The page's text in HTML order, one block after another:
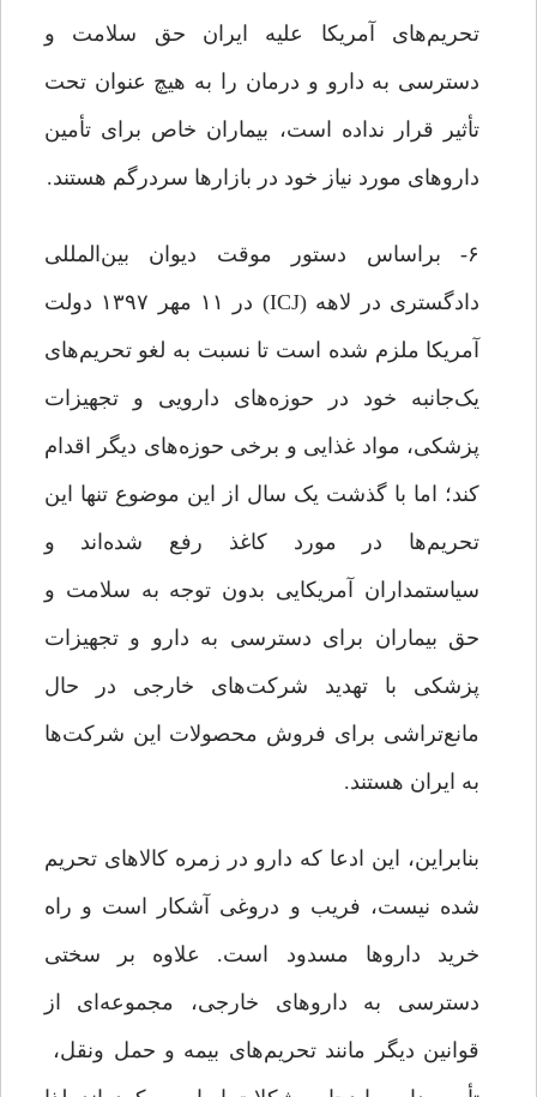
تحریم‌های آمریکا علیه ایران حق سلامت و
دسترسی به دارو و درمان را به هیچ عنوان تحت
تأثیر قرار نداده است، بیماران خاص برای تأمین
داروهای مورد نیاز خود در بازارها سردرگم هستند.
۶- براساس دستور موقت دیوان بین‌المللی
دادگستری در لاهه (ICJ) در ۱۱ مهر ۱۳۹۷ دولت
آمریکا ملزم شده است تا نسبت به لغو تحریم‌های
یک‌جانبه خود در حوزه‌های دارویی و تجهیزات
پزشکی، مواد غذایی و برخی حوزه‌های دیگر اقدام
کند؛ اما با گذشت یک سال از این موضوع تنها این
تحریم‌ها در مورد کاغذ رفع شده‌اند و
سیاستمداران آمریکایی بدون توجه به سلامت و
حق بیماران برای دسترسی به دارو و تجهیزات
پزشکی با تهدید شرکت‌های خارجی در حال
مانع‌تراشی برای فروش محصولات این شرکت‌ها
به ایران هستند.
بنابراین، این ادعا که دارو در زمره کالاهای تحریم
شده نیست، فریب و دروغی آشکار است و راه
خرید داروها مسدود است. علاوه بر سختی
دسترسی به داروهای خارجی، مجموعه‌ای از
قوانین دیگر مانند تحریم‌های بیمه و حمل ‌ونقل،